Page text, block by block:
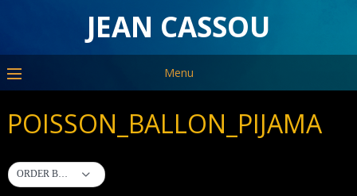
JEAN CASSOU
Menu
POISSON_BALLON_PIJAMA
ORDER BY DEFAULT